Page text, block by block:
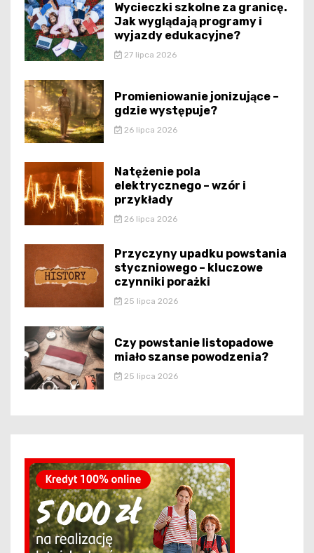
Wycieczki szkolne za granicę.
Jak wyglądają programy i
wyjazdy edukacyjne?
27 lipca 2026
Promieniowanie jonizujące –
gdzie występuje?
26 lipca 2026
Natężenie pola
elektrycznego – wzór i
przykłady
26 lipca 2026
Przyczyny upadku powstania
styczniowego – kluczowe
czynniki porażki
25 lipca 2026
Czy powstanie listopadowe
miało szanse powodzenia?
25 lipca 2026